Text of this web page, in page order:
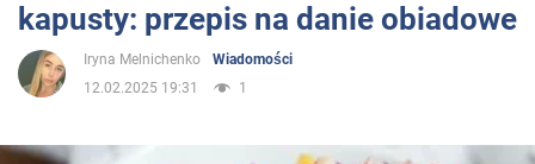
Rozrywka
kapusty: przepis na danie obiadowe
Iryna Melnichenko
Wiadomości
12.02.2025 19:31
1